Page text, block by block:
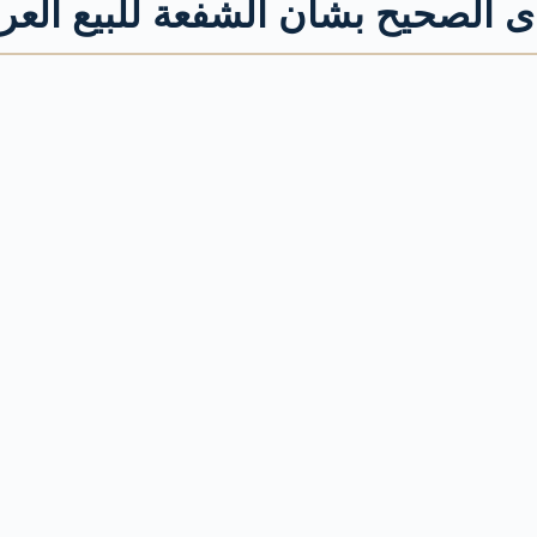
الصحيح بشأن الشفعة للبيع